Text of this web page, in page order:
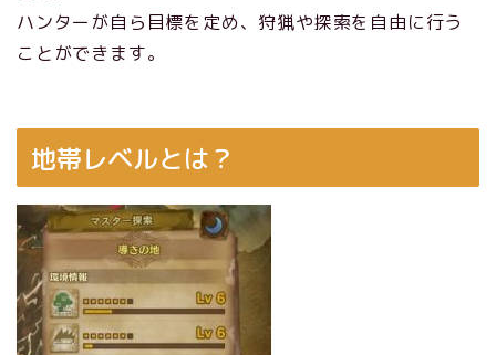
ハンターが自ら目標を定め、狩猟や探索を自由に行う
ことができます。
地帯レベルとは？